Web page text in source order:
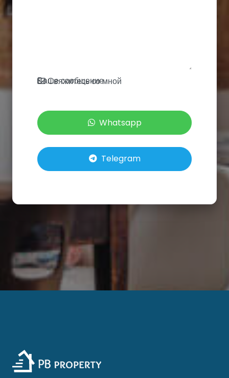
Ваше сообщение
Свяжитесь со мной
Whatsapp
Telegram